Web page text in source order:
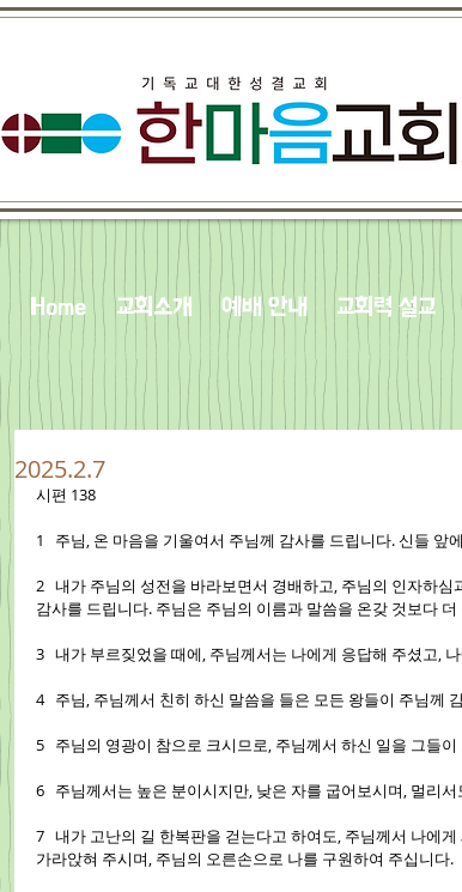
Home 교회소개 예배 안내 교회력 설교
2025.2.7
시편 138
1   주님, 온 마음을 기울여서 주님께 감사를 드립니다. 신들
2   내가 주님의 성전을 바라보면서 경배하고, 주님의 인자하
감사를 드립니다. 주님은 주님의 이름과 말씀을 온갖 것보다
3   내가 부르짖었을 때에, 주님께서는 나에게 응답해 주셨고,
4   주님, 주님께서 친히 하신 말씀을 들은 모든 왕들이 주님께
5   주님의 영광이 참으로 크시므로, 주님께서 하신 일을 그들
6   주님께서는 높은 분이시지만, 낮은 자를 굽어보시며, 멀리
7   내가 고난의 길 한복판을 걷는다고 하여도, 주님께서 나에
가라앉혀 주시며, 주님의 오른손으로 나를 구원하여 주십니다.